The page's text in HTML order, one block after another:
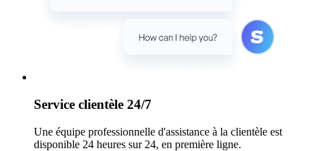
Service clientèle 24/7
Une équipe professionnelle d'assistance à la clientèle est
disponible 24 heures sur 24, en première ligne.